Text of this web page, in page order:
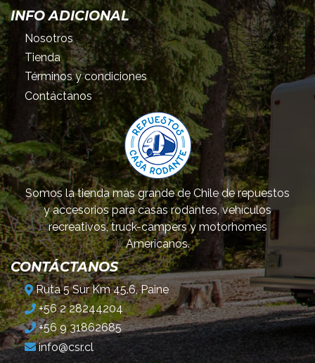
INFO ADICIONAL
Nosotros
Tienda
Términos y condiciones
Contáctanos
Somos la tienda más grande de Chile de repuestos
y accesorios para casas rodantes, vehículos
recreativos, truck-campers y motorhomes
Americanos.
CONTÁCTANOS
Ruta 5 Sur Km 45.6, Paine
+56 2 28244204
+56 9 31862685
info@csr.cl